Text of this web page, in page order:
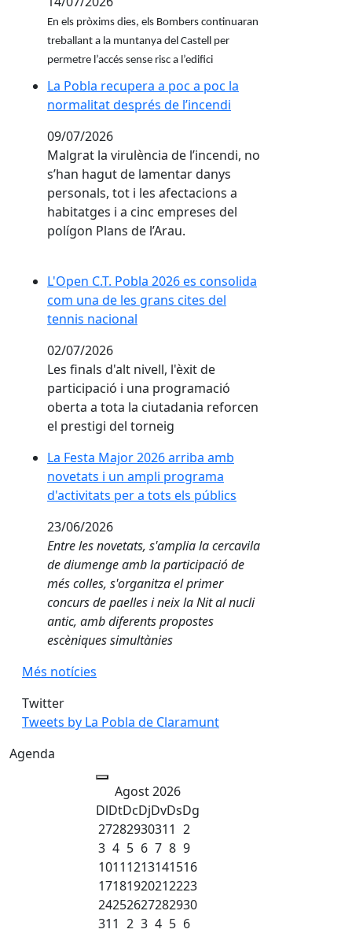
En els pròxims dies, els Bombers continuaran
treballant a la muntanya del Castell per
permetre l’accés sense risc a l’edifici
La Pobla recupera a poc a poc la normalitat
La Pobla recupera a poc a poc la
normalitat després de l’incendi
09/07/2026
Malgrat la virulència de l’incendi, no
s’han hagut de lamentar danys
personals, tot i les afectacions a
habitatges i a cinc empreses del
polígon Plans de l’Arau.
L'Open C.T. Pobla 2026 es consolida com una de
L'Open C.T. Pobla 2026 es consolida
com una de les grans cites del
tennis nacional
02/07/2026
Les finals d'alt nivell, l'èxit de
participació i una programació
oberta a tota la ciutadania reforcen
el prestigi del torneig
La Festa Major 2026 arriba amb novetats i un
La Festa Major 2026 arriba amb
novetats i un ampli programa
d'activitats per a tots els públics
23/06/2026
Entre les novetats, s'amplia la cercavila
de diumenge amb la participació de
més colles, s'organitza el primer
concurs de paelles i neix la Nit al nucli
antic, amb diferents propostes
escèniques simultànies
Més notícies
Twitter
Tweets by La Pobla de Claramunt
Agenda
Agost 2026
DlDtDcDjDvDsDg
27282930311 2
3 4 5 6 7 8 9
10111213141516
17181920212223
24252627282930
311 2 3 4 5 6